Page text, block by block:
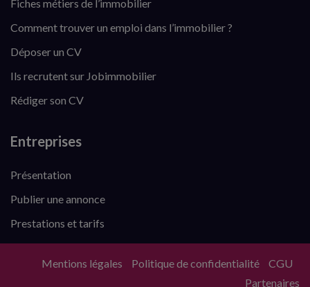
Fiches métiers de l’immobilier
Comment trouver un emploi dans l’immobilier ?
Déposer un CV
Ils recrutent sur Jobimmobilier
Rédiger son CV
Entreprises
Présentation
Publier une annonce
Prestations et tarifs
Mentions légales Politique de confidentialité
CGU
Partenaires